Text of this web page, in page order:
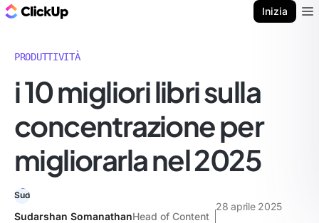
Inizia
PRODUTTIVITÀ
i 10 migliori libri sulla
concentrazione per
migliorarla nel 2025
Sudarshan SomanathanHead of Content
28 aprile 2025